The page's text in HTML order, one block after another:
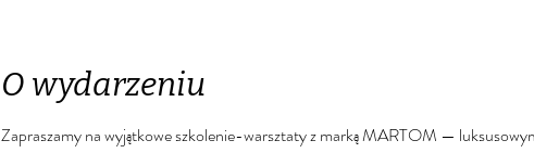
O wydarzeniu
Zapraszamy na wyjątkowe szkolenie-warsztaty z marką MARTOM —